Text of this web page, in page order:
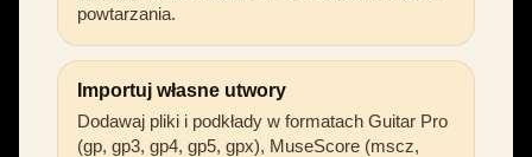
powtarzania.
Importuj własne utwory
Dodawaj pliki i podkłady w formatach Guitar Pro
(gp, gp3, gp4, gp5, gpx), MuseScore (mscz,